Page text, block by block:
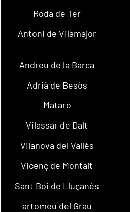
Roda de Ter
Antoni de Vilamajor
Andreu de la Barca
Adrià de Besòs
Mataró
Vilassar de Dalt
Vilanova del Vallès
Vicenç de Montalt
Sant Boi de Lluçanès
artomeu del Grau